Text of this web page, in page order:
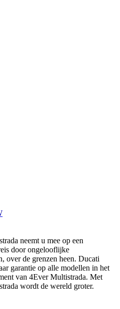
neemt u mee op een
door ongelooflijke
over de grenzen heen. Ducati
garantie op alle modellen in het
van 4Ever Multistrada. Met
wordt de wereld groter.